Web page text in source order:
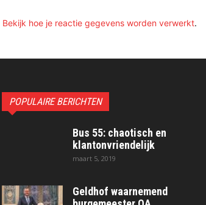
Bekijk hoe je reactie gegevens worden verwerkt.
POPULAIRE BERICHTEN
Bus 55: chaotisch en
klantonvriendelijk
maart 5, 2019
Geldhof waarnemend